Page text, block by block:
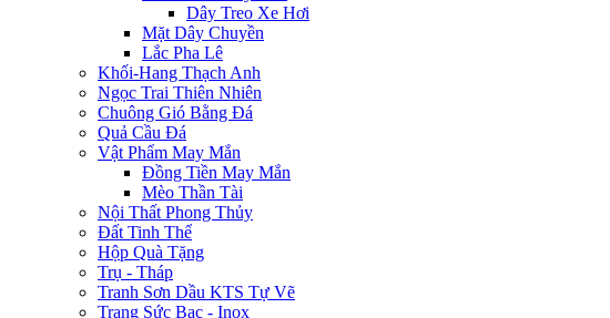
Dây Treo Xe Hơi
Mặt Dây Chuyền
Lắc Pha Lê
Khối-Hang Thạch Anh
Ngọc Trai Thiên Nhiên
Chuông Gió Bằng Đá
Quả Cầu Đá
Vật Phẩm May Mắn
Đồng Tiền May Mắn
Mèo Thần Tài
Nội Thất Phong Thủy
Đất Tinh Thể
Hộp Quà Tặng
Trụ - Tháp
Tranh Sơn Dầu KTS Tự Vẽ
Trang Sức Bạc - Inox